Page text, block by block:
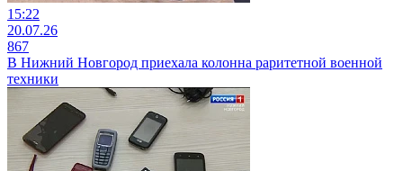
15:22
20.07.26
867
В Нижний Новгород приехала колонна раритетной военной
техники